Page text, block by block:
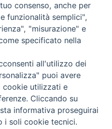
i diritti riservati - Vita
Torna
consenso, anche per
funzionalità semplici",
"misurazione" e
specificato nella
all'utilizzo dei
puoi avere
cookie utilizzati e
Cliccando su
informativa proseguirai
i soli cookie tecnici.